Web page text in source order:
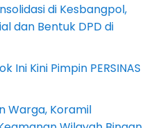
di Kesbangpol,
dan Bentuk DPD di
Ini Kini Pimpin PERSINAS
Warga, Koramil